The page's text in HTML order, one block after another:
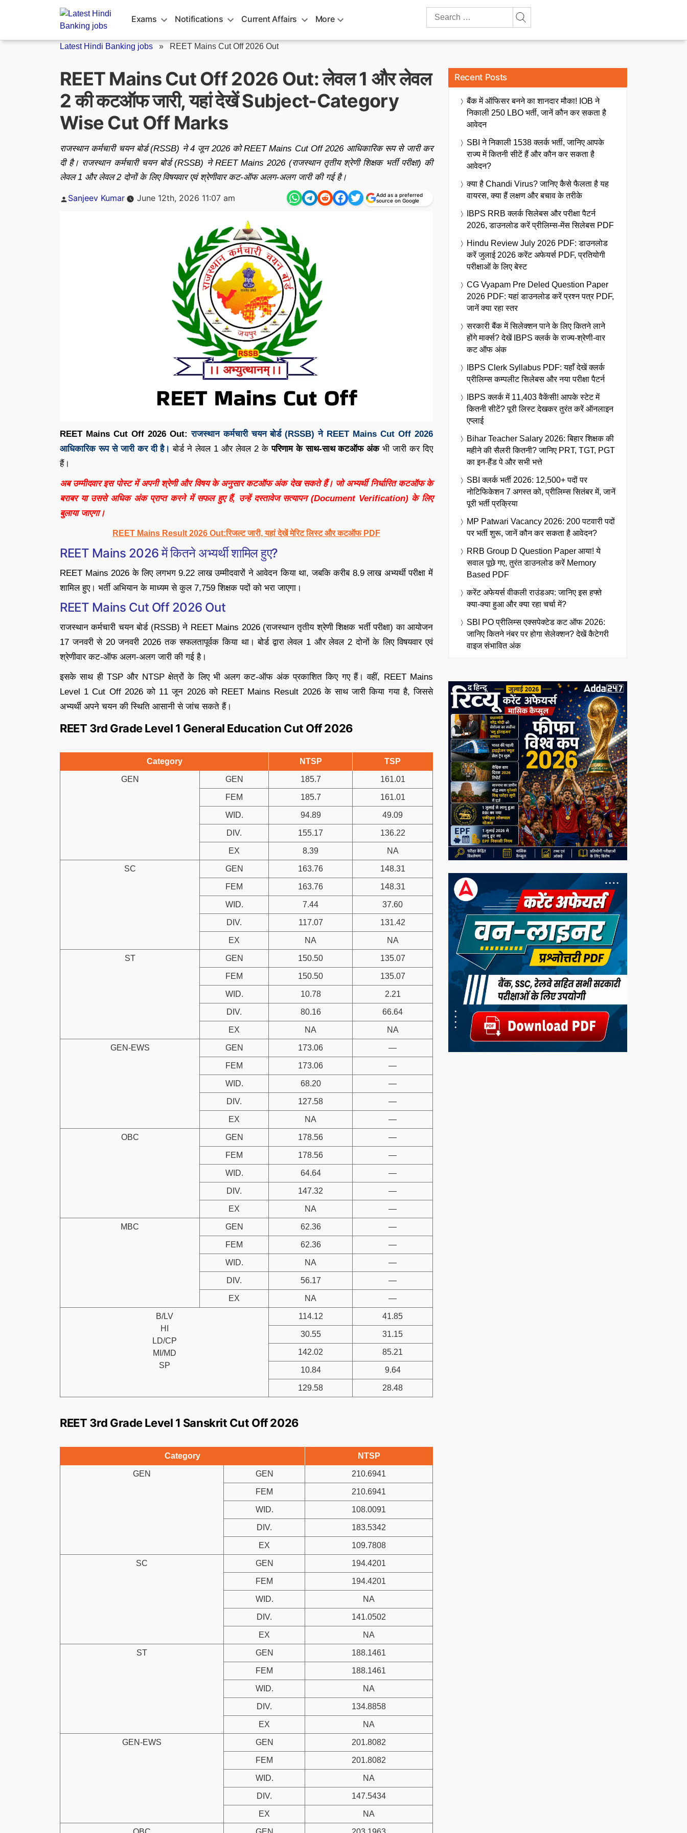
Exams Notifications Current Affairs More
Search
Latest Hindi Banking jobs » REET Mains Cut Off 2026 Out
REET Mains Cut Off 2026 Out: लेवल 1 और लेवल
2 की कटऑफ जारी, यहां देखें Subject-Category
Wise Cut Off Marks
राजस्थान कर्मचारी चयन बोर्ड (RSSB) ने 4 जून 2026 को REET Mains Cut Off 2026 आधिकारिक रूप से जारी कर
दी है। राजस्थान कर्मचारी चयन बोर्ड (RSSB) ने REET Mains 2026 (राजस्थान तृतीय श्रेणी शिक्षक भर्ती परीक्षा) की
लेवल 1 और लेवल 2 दोनों के लिए विषयवार एवं श्रेणीवार कट-ऑफ अलग-अलग जारी की गई है।
Posted
Sanjeev Kumar June 12th, 2026 11:07 am
Add as a preferred
source on Google
REET Mains Cut Off 2026 Out: राजस्थान कर्मचारी चयन बोर्ड (RSSB) ने REET Mains Cut Off 2026
आधिकारिक रूप से जारी कर दी है। बोर्ड ने लेवल 1 और लेवल 2 केपरिणाम के साथ-साथ कटऑफ अंकभी जारी कर दिए
हैं।
अब उम्मीदवार इस पोस्ट में अपनी श्रेणी और विषय के अनुसार कटऑफ अंक देख सकते हैं। जो अभ्यर्थी निर्धारित कटऑफ के
बराबर या उससे अधिक अंक प्राप्त करने में सफल हुए हैं, उन्हें दस्तावेज सत्यापन (Document Verification) के लिए
बुलाया जाएगा।
REET Mains Result 2026 Out:रिजल्ट जारी, यहां देखें मेरिट लिस्ट और कटऑफ PDF
REET Mains 2026 में कितने अभ्यर्थी शामिल हुए?
REET Mains 2026 के लिए लगभग 9.22 लाख उम्मीदवारों ने आवेदन किया था, जबकि करीब 8.9 लाख अभ्यर्थी परीक्षा में
शामिल हुए। भर्ती अभियान के माध्यम से कुल 7,759 शिक्षक पदों को भरा जाएगा।
REET Mains Cut Off 2026 Out
राजस्थान कर्मचारी चयन बोर्ड (RSSB) ने REET Mains 2026 (राजस्थान तृतीय श्रेणी शिक्षक भर्ती परीक्षा) का आयोजन
17 जनवरी से 20 जनवरी 2026 तक सफलतापूर्वक किया था। बोर्ड द्वारा लेवल 1 और लेवल 2 दोनों के लिए विषयवार एवं
श्रेणीवार कट-ऑफ अलग-अलग जारी की गई है।
इसके साथ ही TSP और NTSP क्षेत्रों के लिए भी अलग कट-ऑफ अंक प्रकाशित किए गए हैं। वहीं, REET Mains
Level 1 Cut Off 2026 को 11 जून 2026 को REET Mains Result 2026 के साथ जारी किया गया है, जिससे
अभ्यर्थी अपने चयन की स्थिति आसानी से जांच सकते हैं।
REET 3rd Grade Level 1 General Education Cut Off 2026
Category NTSP TSP
GEN GEN 185.7 161.01
FEM 185.7 161.01
WID. 94.89 49.09
DIV. 155.17 136.22
EX 8.39 NA
SC GEN 163.76 148.31
FEM 163.76 148.31
WID. 7.44 37.60
DIV. 117.07 131.42
EX NA NA
ST GEN 150.50 135.07
FEM 150.50 135.07
WID. 10.78 2.21
DIV. 80.16 66.64
EX NA NA
GEN-EWS GEN 173.06 —
FEM 173.06 —
WID. 68.20 —
DIV. 127.58 —
EX NA —
OBC GEN 178.56 —
FEM 178.56 —
WID. 64.64 —
DIV. 147.32 —
EX NA —
MBC GEN 62.36 —
FEM 62.36 —
WID. NA —
DIV. 56.17 —
EX NA —
B/LV
HI
LD/CP
MI/MD
SP
114.12 41.85
30.55 31.15
142.02 85.21
10.84 9.64
129.58 28.48
REET 3rd Grade Level 1 Sanskrit Cut Off 2026
Category NTSP
GEN GEN 210.6941
FEM 210.6941
WID. 108.0091
DIV. 183.5342
EX 109.7808
SC GEN 194.4201
FEM 194.4201
WID. NA
DIV. 141.0502
EX NA
ST GEN 188.1461
FEM 188.1461
WID. NA
DIV. 134.8858
EX NA
GEN-EWS GEN 201.8082
FEM 201.8082
WID. NA
DIV. 147.5434
EX NA
Recent Posts
बैंक में ऑफिसर बनने का शानदार मौका! IOB ने
निकाली 250 LBO भर्ती, जानें कौन कर सकता है
आवेदन
SBI ने निकाली 1538 क्लर्क भर्ती, जानिए आपके
राज्य में कितनी सीटें हैं और कौन कर सकता है
आवेदन?
क्या है Chandi Virus? जानिए कैसे फैलता है यह
वायरस, क्या हैं लक्षण और बचाव के तरीके
IBPS RRB क्लर्क सिलेबस और परीक्षा पैटर्न
2026, डाउनलोड करें प्रीलिम्स-मेंस सिलेबस PDF
Hindu Review July 2026 PDF: डाउनलोड
करें जुलाई 2026 करेंट अफेयर्स PDF, प्रतियोगी
परीक्षाओं के लिए बेस्ट
CG Vyapam Pre Deled Question Paper
2026 PDF: यहां डाउनलोड करें प्रश्न पत्र PDF,
जानें क्या रहा स्तर
सरकारी बैंक में सिलेक्शन पाने के लिए कितने लाने
होंगे मार्क्स? देखें IBPS क्लर्क के राज्य-श्रेणी-वार
कट ऑफ अंक
IBPS Clerk Syllabus PDF: यहाँ देखें क्लर्क
प्रीलिम्स कम्पलीट सिलेबस और नया परीक्षा पैटर्न
IBPS क्लर्क में 11,403 वैकेंसी! आपके स्टेट में
कितनी सीटें? पूरी लिस्ट देखकर तुरंत करें ऑनलाइन
एप्लाई
Bihar Teacher Salary 2026: बिहार शिक्षक की
महीने की सैलरी कितनी? जानिए PRT, TGT, PGT
का इन-हैंड पे और सभी भत्ते
SBI क्लर्क भर्ती 2026: 12,500+ पदों पर
नोटिफिकेशन 7 अगस्त को, प्रीलिम्स सितंबर में, जानें
पूरी भर्ती प्रक्रिया
MP Patwari Vacancy 2026: 200 पटवारी पदों
पर भर्ती शुरू, जानें कौन कर सकता है आवेदन?
RRB Group D Question Paper आया! ये
सवाल पूछे गए, तुरंत डाउनलोड करें Memory
Based PDF
करेंट अफेयर्स वीकली राउंडअप: जानिए इस हफ्ते
क्या-क्या हुआ और क्या रहा चर्चा में?
SBI PO प्रीलिम्स एक्सपेक्टेड कट ऑफ 2026:
जानिए कितने नंबर पर होगा सेलेक्शन? देखें कैटेगरी
वाइज संभावित अंक